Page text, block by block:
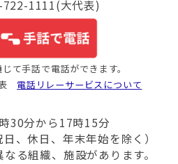
1111(大代表)
て手話で電話ができます。
電話リレーサービスについて
30分から17時15分
、休日、年末年始を除く）
る組織、施設があります。